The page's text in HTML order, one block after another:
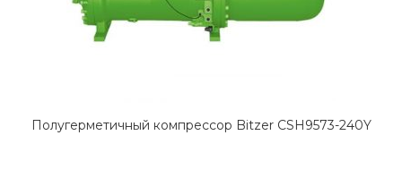
Полугерметичный компрессор Bitzer CSH9573-240Y